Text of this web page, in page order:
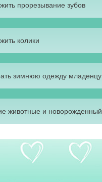
прорезывание зубов
колики
зимнюю одежду младенцу
животные и новорожденный